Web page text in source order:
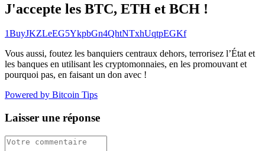
J'accepte les BTC, ETH et BCH !
1BuyJKZLeEG5YkpbGn4QhtNTxhUqtpEGKf
Vous aussi, foutez les banquiers centraux dehors, terrorisez l’État et
les banques en utilisant les cryptomonnaies, en les promouvant et
pourquoi pas, en faisant un don avec !
Powered by Bitcoin Tips
Laisser une réponse